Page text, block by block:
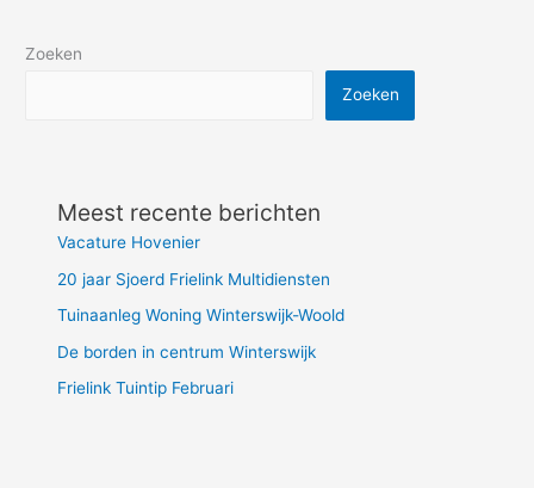
Zoeken
Zoeken
Meest recente berichten
Vacature Hovenier
20 jaar Sjoerd Frielink Multidiensten
Tuinaanleg Woning Winterswijk-Woold
De borden in centrum Winterswijk
Frielink Tuintip Februari